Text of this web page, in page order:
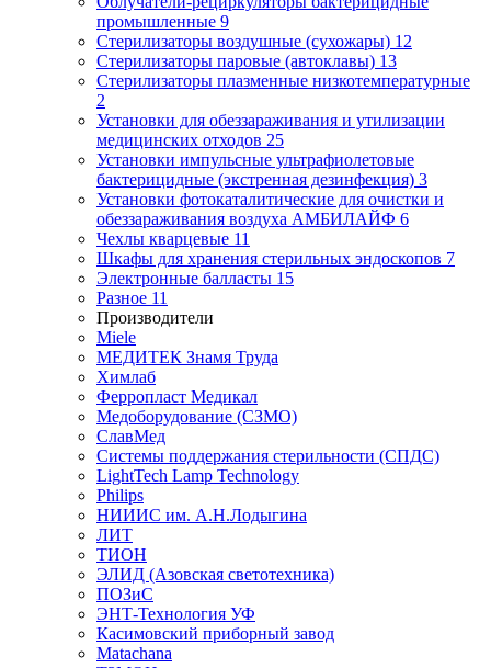
промышленные 9
Стерилизаторы воздушные (сухожары) 12
Стерилизаторы паровые (автоклавы) 13
Стерилизаторы плазменные низкотемпературные
2
Установки для обеззараживания и утилизации
медицинских отходов 25
Установки импульсные ультрафиолетовые
бактерицидные (экстренная дезинфекция) 3
Установки фотокаталитические для очистки и
обеззараживания воздуха АМБИЛАЙФ 6
Чехлы кварцевые 11
Шкафы для хранения стерильных эндоскопов 7
Электронные балласты 15
Разное 11
Производители
Miele
МЕДИТЕК Знамя Труда
Химлаб
Ферропласт Медикал
Медоборудование (СЗМО)
СлавМед
Системы поддержания стерильности (СПДС)
LightTech Lamp Technology
Philips
НИИИС им. А.Н.Лодыгина
ЛИТ
ТИОН
ЭЛИД (Азовская светотехника)
ПОЗиС
ЭНТ-Технология УФ
Касимовский приборный завод
Matachana